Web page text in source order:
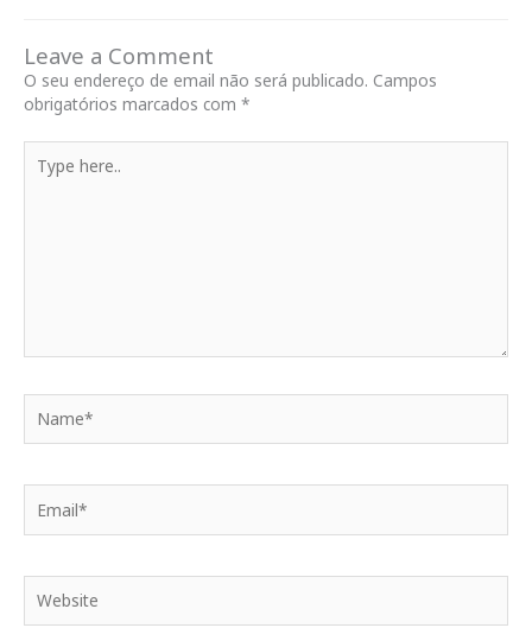
Leave a Comment
O seu endereço de email não será publicado. Campos
obrigatórios marcados com *
here..